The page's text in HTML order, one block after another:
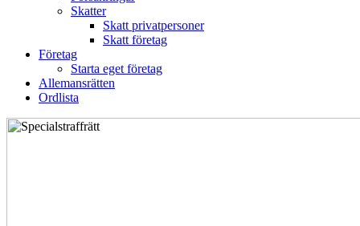
Skatter
Skatt privatpersoner
Skatt företag
Företag
Starta eget företag
Allemansrätten
Ordlista